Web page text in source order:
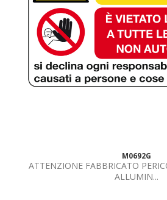
M0692G
ATTENZIONE FABBRICATO
ALLUMIN...